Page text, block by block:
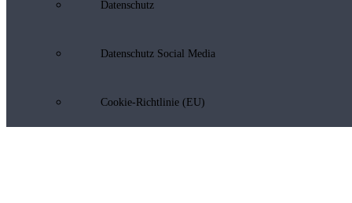
Datenschutz
Datenschutz Social Media
Cookie-Richtlinie (EU)